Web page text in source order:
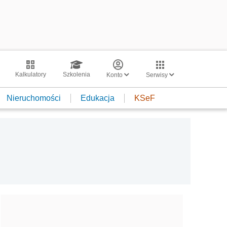
Kalkulatory Szkolenia Konto Serwisy
Nieruchomości Edukacja KSeF